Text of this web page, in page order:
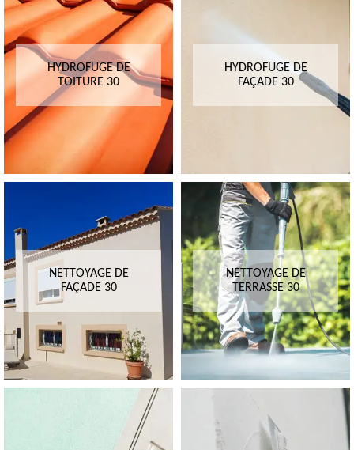
HYDROFUGE DE
TOITURE 30
HYDROFUGE DE
FAÇADE 30
NETTOYAGE DE
FAÇADE 30
NETTOYAGE DE
TERRASSE 30